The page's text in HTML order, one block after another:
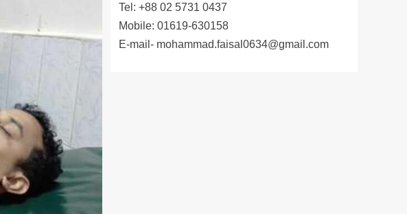
Tel: +88 02 5731 0437
Mobile: 01619-630158
E-mail- mohammad.faisal0634@gmail.com